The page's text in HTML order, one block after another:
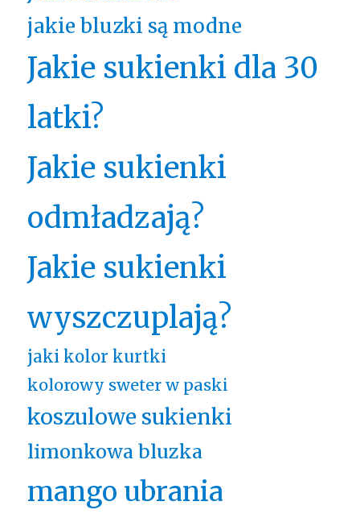
jakie bluzki są modne
Jakie sukienki dla 30
latki?
Jakie sukienki
odmładzają?
Jakie sukienki
wyszczuplają?
jaki kolor kurtki
kolorowy sweter w paski
koszulowe sukienki
limonkowa bluzka
mango ubrania